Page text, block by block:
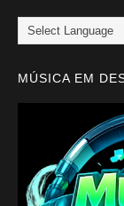
MÚSICA EM